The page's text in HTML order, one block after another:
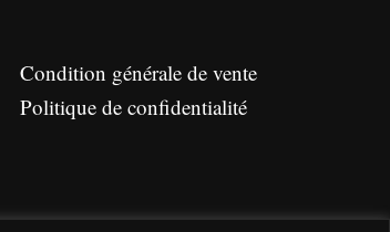
Condition générale de vente
Politique de confidentialité